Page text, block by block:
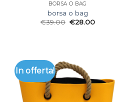
BORSA O BAG
borsa o bag
€39.00 €28.00
In offerta!